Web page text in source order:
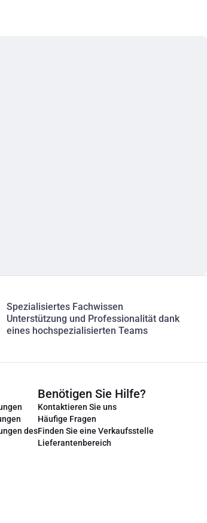
Spezialisiertes Fachwissen
Unterstützung und Professionalität dank
eines hochspezialisierten Teams
des
Benötigen Sie Hilfe?
Kontaktieren Sie uns
Häufige Fragen
Finden Sie eine Verkaufsstelle
Lieferantenbereich